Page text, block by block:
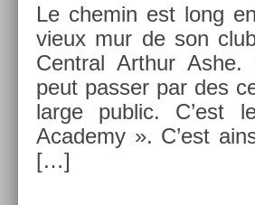
Le chemin est long
vieux mur de son
Centr­al Arthur
peut pass­er par des
large pub­lic. C’est
Academy ». C’est
[…]